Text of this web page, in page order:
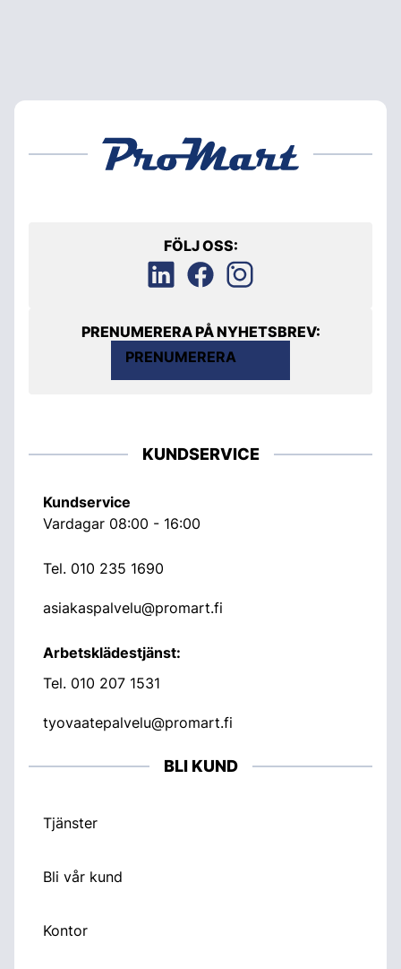
FÖLJ OSS:
PRENUMERERA PÅ NYHETSBREV:
PRENUMERERA
KUNDSERVICE
Kundservice
Vardagar 08:00 - 16:00
Tel. 010 235 1690
asiakaspalvelu@promart.fi
Arbetsklädestjänst:
Tel. 010 207 1531
tyovaatepalvelu@promart.fi
BLI KUND
Tjänster
Bli vår kund
Kontor